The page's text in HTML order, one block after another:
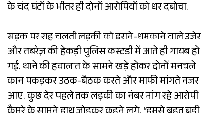
के चंद घंटों के भीतर ही दोनों आरोपियों को धर दबोचा.
सड़क पर राह चलती लड़की को डराने-धमकाने वाले उजेर
और तबरेज़ की हेकड़ी पुलिस कस्टडी में आते ही गायब हो
गई. थाने की हवालात के सामने खड़े होकर दोनों मनचले
कान पकड़कर उठक-बैठक करते और माफी मांगते नजर
आए. कुछ देर पहले तक लड़की का नंबर मांग रहे आरोपी